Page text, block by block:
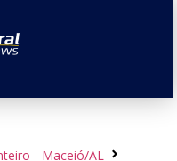
- Maceió/AL